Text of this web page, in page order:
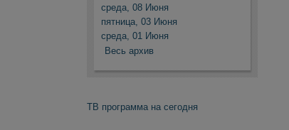
среда, 08 Июня
пятница, 03 Июня
среда, 01 Июня
Весь архив
ТВ программа на сегодня